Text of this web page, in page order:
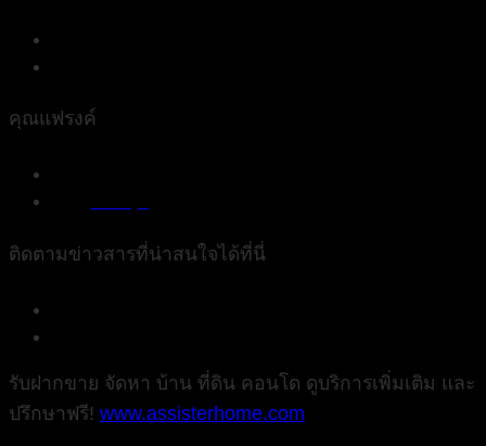
คุณแฟรงค์
ติดตามข่าวสารที่น่าสนใจได้ที่นี่
รับฝากขาย จัดหา บ้าน ที่ดิน คอนโด ดูบริการเพิ่มเติม และ
ปรึกษาฟรี! www.assisterhome.com